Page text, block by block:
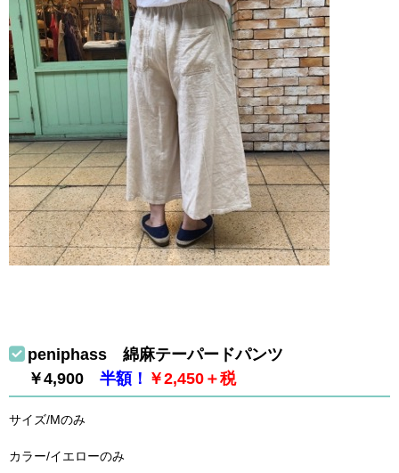
peniphass 綿麻テーパードパンツ
￥4,900 半額！ ￥2,450＋税
サイズ/Mのみ
カラー/イエローのみ